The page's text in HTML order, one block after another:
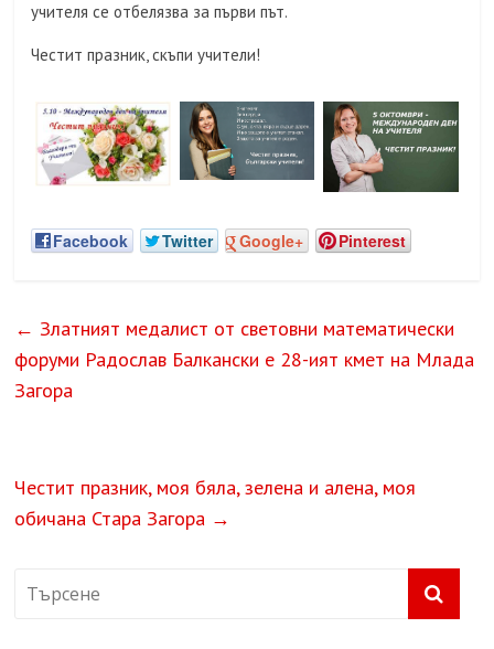
учителя се отбелязва за първи път.
Честит празник, скъпи учители!
Facebook Twitter Google+ Pinterest
← Златният медалист от световни математически
форуми Радослав Балкански е 28-ият кмет на Млада
Загора
Честит празник, моя бяла, зелена и алена, моя
обичана Стара Загора →